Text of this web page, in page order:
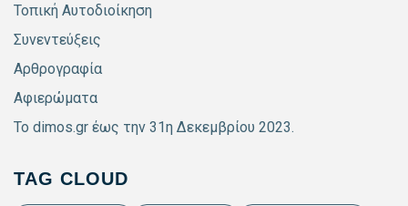
Τοπική Αυτοδιοίκηση
Συνεντεύξεις
Αρθρογραφία
Αφιερώματα
Το dimos.gr έως την 31η Δεκεμβρίου 2023.
TAG CLOUD